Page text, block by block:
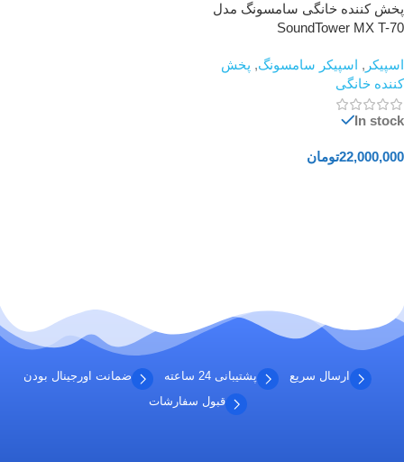
پخش کننده خانگی سامسونگ مدل
SoundTower MX T-70
اسپیکر , اسپیکر سامسونگ, پخش
کننده خانگی
In stock
22,000,000تومان
ارسال سریع پشتیبانی 24 ساعته
ضمانت اورجینال بودن
قبول سفارشات